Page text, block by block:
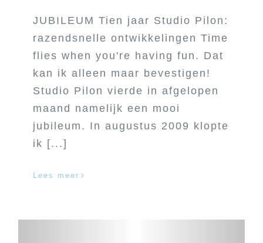
JUBILEUM Tien jaar Studio Pilon:
razendsnelle ontwikkelingen Time
flies when you're having fun. Dat
kan ik alleen maar bevestigen!
Studio Pilon vierde in afgelopen
maand namelijk een mooi
jubileum. In augustus 2009 klopte
ik [...]
Lees meer